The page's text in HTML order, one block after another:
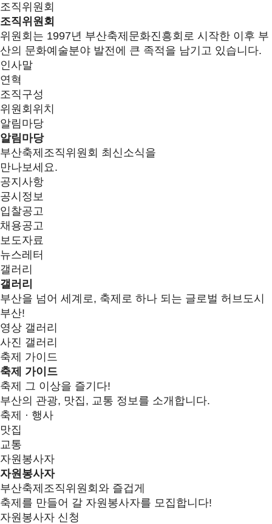
조직위원회
조직위원회
위원회는 1997년 부산축제문화진흥회로 시작한 이후 부
산의 문화예술분야 발전에 큰 족적을 남기고 있습니다.
인사말
연혁
조직구성
위원회위치
알림마당
알림마당
부산축제조직위원회 최신소식을
만나보세요.
공지사항
공시정보
입찰공고
채용공고
보도자료
뉴스레터
갤러리
갤러리
부산을 넘어 세계로, 축제로 하나 되는 글로벌 허브도시
부산!
영상 갤러리
사진 갤러리
축제 가이드
축제 가이드
축제 그 이상을 즐기다!
부산의 관광, 맛집, 교통 정보를 소개합니다.
축제 · 행사
맛집
교통
자원봉사자
자원봉사자
부산축제조직위원회와 즐겁게
축제를 만들어 갈 자원봉사자를 모집합니다!
자원봉사자 신청